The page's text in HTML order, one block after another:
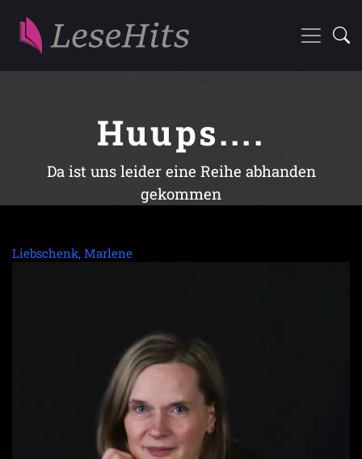
Huups....
Da ist uns leider eine Reihe abhanden
gekommen
Liebschenk, Marlene